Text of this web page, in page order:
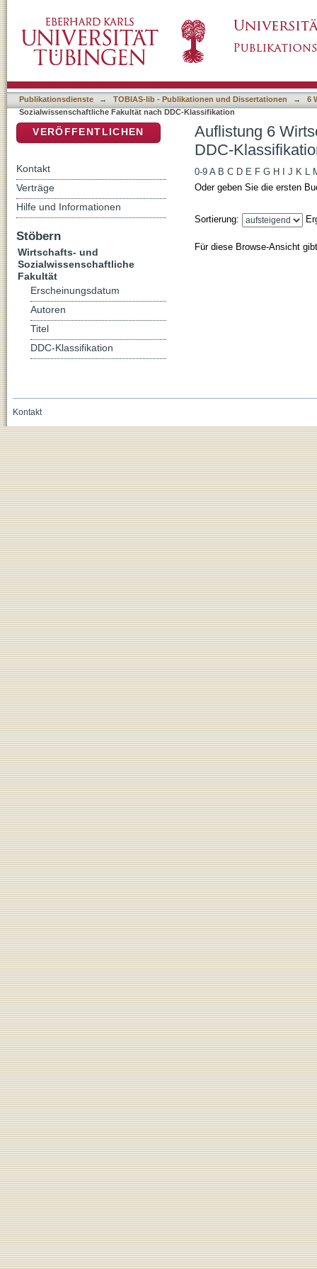
Publikationsdienste → TOBIAS-lib - Publikationen und Dissertationen →
6
Sozialwissenschaftliche Fakultät nach DDC-Klassifikation
Auflistung 6
DDC-
0-9 A B C D E F G H J K L
Oder geben Sie die ersten
Sortierung:
Für diese Browse-Ansicht
VERÖFFENTLICHEN
Kontakt
Verträge
Hilfe und Informationen
Stöbern
Wirtschafts- und
Sozialwissenschaftliche
Fakultät
Erscheinungsdatum
Autoren
Titel
DDC-Klassifikation
Kontakt